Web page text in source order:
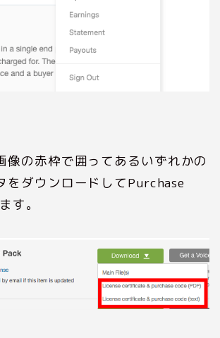
像の赤枠で囲ってあるいずれかの
をダウンロードしてPurchase
す。